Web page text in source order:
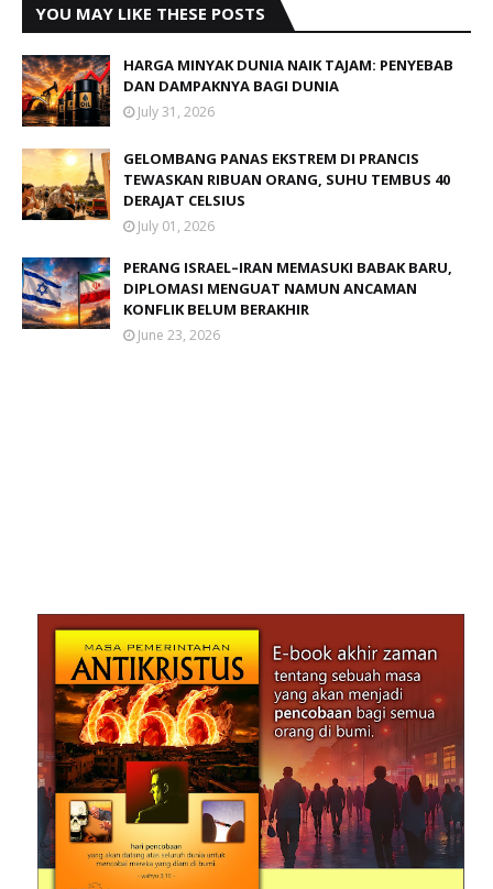
YOU MAY LIKE THESE POSTS
HARGA MINYAK DUNIA NAIK TAJAM: PENYEBAB
DAN DAMPAKNYA BAGI DUNIA
July 31, 2026
GELOMBANG PANAS EKSTREM DI PRANCIS
TEWASKAN RIBUAN ORANG, SUHU TEMBUS 40
DERAJAT CELSIUS
July 01, 2026
PERANG ISRAEL–IRAN MEMASUKI BABAK BARU,
DIPLOMASI MENGUAT NAMUN ANCAMAN
KONFLIK BELUM BERAKHIR
June 23, 2026